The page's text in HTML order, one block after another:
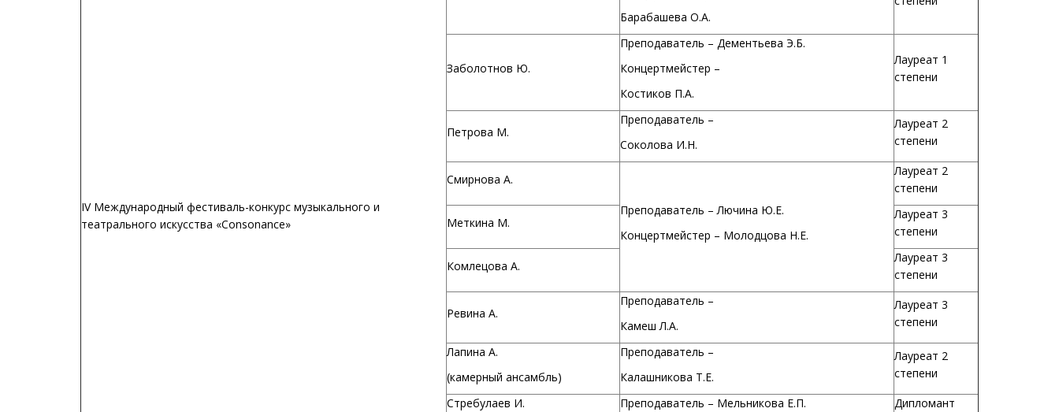
IV Международный фестиваль-конкурс музыкального и
театрального искусства «Consonance»
Барабашева О.А.
Заболотнов Ю.
Преподаватель – Дементьева Э.Б.
Концертмейстер –
Костиков П.А.
Лауреат 1
степени
Петрова М.
Преподаватель –
Соколова И.Н.
Лауреат 2
степени
Смирнова А.
Преподаватель – Лючина Ю.Е.
Концертмейстер – Молодцова Н.Е.
Лауреат 2
степени
Меткина М.
Лауреат 3
степени
Комлецова А.
Лауреат 3
степени
Ревина А.
Преподаватель –
Камеш Л.А.
Лауреат 3
степени
Лапина А.
(камерный ансамбль)
Преподаватель –
Калашникова Т.Е.
Лауреат 2
степени
Стребулаев И.
Преподаватель – Мельникова Е.П. Дипломант